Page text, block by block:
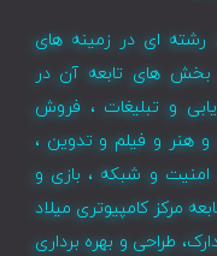
رشته ای در زمینه های
بخش های تابعه آن در
و تبلیغات ، فروش
هنر و فیلم و تدوین ،
امنیت و شبکه ، بازی و
کامپیوتری میلاد
طراحی و بهره برداری